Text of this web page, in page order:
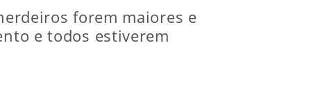
forem maiores e
e todos estiverem